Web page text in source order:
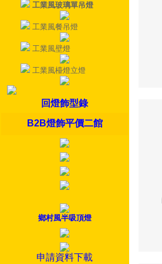
工業風玻璃單吊燈
工業風餐吊燈
工業風壁燈
工業風檯燈立燈
回燈飾型錄
B2B燈飾平價二館
鄉村風半吸頂燈
申請資料下載